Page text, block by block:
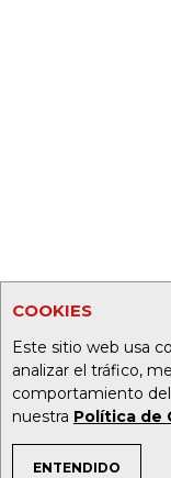
COOKIES
Este sitio web usa
analizar el tráfico,
comportamiento del
nuestra Política de
ENTENDIDO